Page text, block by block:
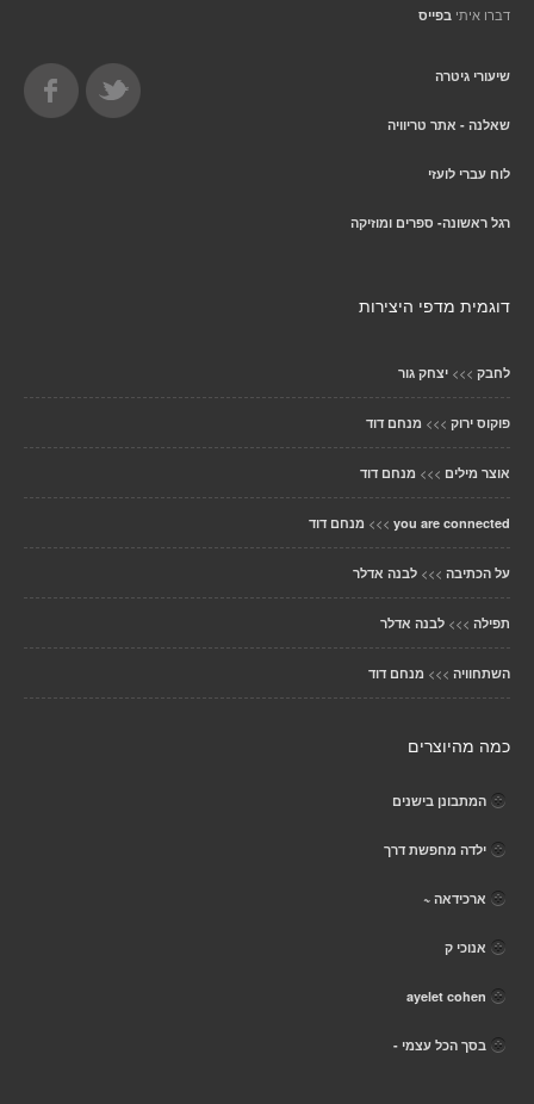
דברו איתי בפייס
שיעורי גיטרה
שאלנה - אתר טריוויה
לוח עברי לועזי
רגל ראשונה- ספרים ומוזיקה
דוגמית מדפי היצירות
לחבק >>> יצחק גור
פוקוס ירוק >>> מנחם דוד
אוצר מילים >>> מנחם דוד
you are connected
>>> מנחם דוד
על הכתיבה >>> לבנה אדלר
תפילה >>> לבנה אדלר
השתחוויה >>> מנחם דוד
כמה מהיוצרים
המתבונן בישנים
ילדה מחפשת דרך
ארכידאה ~
אנוכי ק
ayelet cohen
בסך הכל עצמי -